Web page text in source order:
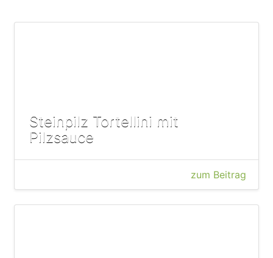
Steinpilz Tortellini mit
Pilzsauce
zum Beitrag